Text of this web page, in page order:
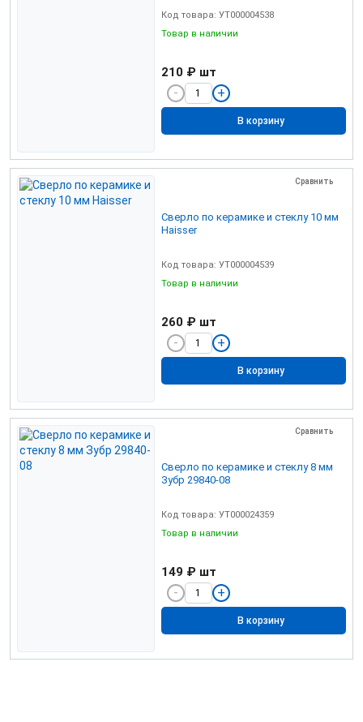
Код товара: УТ000004538
Товар в наличии
210 ₽ шт
В корзину
Сравнить
Сверло по керамике и стеклу 10 мм
Haisser
Код товара: УТ000004539
Товар в наличии
260 ₽ шт
В корзину
Сравнить
Сверло по керамике и стеклу 8 мм
Зубр 29840-08
Код товара: УТ000024359
Товар в наличии
149 ₽ шт
В корзину